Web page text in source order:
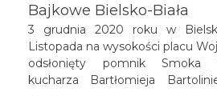
Bajkowe Bielsko-Biała
3 grudnia 2020 roku w
Listopada na wysokości placu
odsłonięty pomnik Smoka
kucharza Bartłomieja